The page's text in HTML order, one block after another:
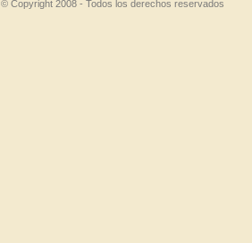
© Copyright 2008 - Todos los derechos reservados